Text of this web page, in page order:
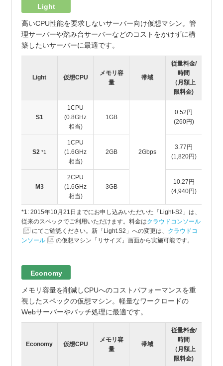
Light
高いCPU性能を要求しないサーバー向け仮想マシン。管
理サーバーや踏み台サーバーなどのコストをかけずに構
築したいサーバーに最適です。
Light 仮想CPU
メモリ容
量
帯域
従量料金/
時間
（月額上
限料金)
S1
1CPU
(0.8GHz
相当)
1GB
2Gbps
0.52円
(260円)
S2 *1
1CPU
(1.6GHz
相当)
2GB
3.77円
(1,820円)
M3
2CPU
(1.6GHz
相当)
3GB
10.27円
(4,940円)
*1: 2015年10月21日までにお申し込みいただいた「Light-S2」は、
従来のスペックでご利用いただけます。料金はクラウドコンソール
にてご確認ください。新「Light.S2」への変更は、 クラウドコ
ンソール
の仮想マシン「リサイズ」画面から実施可能です。
Economy
メモリ容量を削減しCPUへのコストパフォーマンスを重
視したスペックの仮想マシン。軽量なワークロードの
Webサーバーやバッチ処理に最適です。
Economy 仮想CPU
メモリ容
量
帯域
従量料金/
時間
（月額上
限料金)